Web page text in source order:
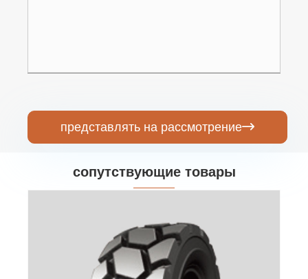
представлять на рассмотрение
сопутствующие товары